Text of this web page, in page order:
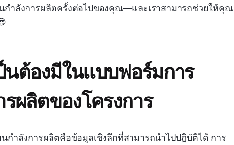
กำลังการผลิตครั้งต่อไปของคุณ—และเราสามารถช่วยให้คุณ
ต้องมีในแบบฟอร์มการ
ผลิตของโครงการ
กำลังการผลิตคือข้อมูลเชิงลึกที่สามารถนำไปปฏิบัติได้ การ